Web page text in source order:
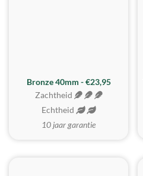
Bronze 40mm - €23,95
Zachtheid
Echtheid
10 jaar garantie